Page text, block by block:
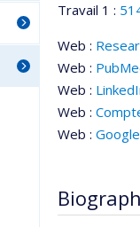
Travail 1 :
Web :
Web :
Web :
Web :
Web :